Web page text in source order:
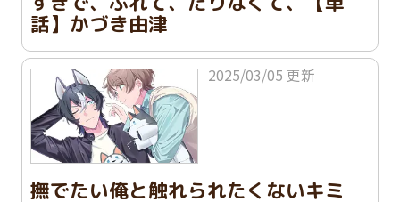
話】かづき由津
2025/03/05 更新
撫でたい俺と触れられたくないキミ